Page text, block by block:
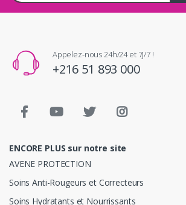
Appelez-nous 24h/24 et 7j/7 !
+216 51 893 000
ENCORE PLUS sur notre site
AVENE PROTECTION
Soins Anti-Rougeurs et Correcteurs
Soins Hydratants et Nourrissants